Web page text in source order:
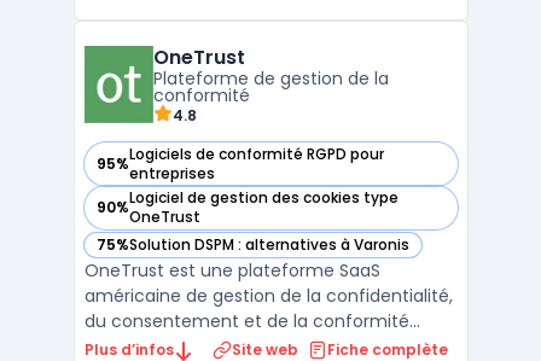
classe en quatre catégories (nécessaires,
préférences, statistiques ...
OneTrust
Plateforme de gestion de la
conformité
4.8
95%Logiciels de conformité RGPD pour
entreprises
— voir OneTrust dans cette catégorie
90%Logiciel de gestion des cookies type
OneTrust
— voir OneTrust dans cette catégorie
75%Solution DSPM : alternatives à Varonis
— voir OneTrust dans cette catégorie
OneTrust est une plateforme SaaS
américaine de gestion de la confidentialité,
du consentement et de la conformité
réglementaire. Fondée en 2016 à Atlanta,
Plus d’infos Site web Fiche complète